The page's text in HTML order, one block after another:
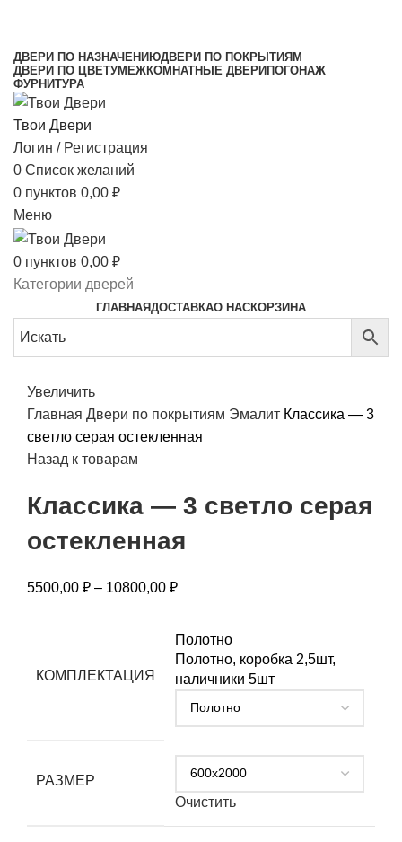
ДВЕРИ ПО НАЗНАЧЕНИЮДВЕРИ ПО ПОКРЫТИЯМ
ДВЕРИ ПО ЦВЕТУМЕЖКОМНАТНЫЕ ДВЕРИ ПОГОНАЖ
ФУРНИТУРА
Твои Двери
Логин / Регистрация
0 Список желаний
0 пунктов 0,00 ₽
Меню
0 пунктов 0,00 ₽
Категории дверей
ГЛАВНАЯДОСТАВКАО НАСКОРЗИНА
Увеличить
Главная Двери по покрытиям Эмалит Классика — 3
светло серая остекленная
Назад к товарам
Классика — 3 светло серая
остекленная
5500,00 ₽ – 10800,00 ₽
КОМПЛЕКТАЦИЯ
Полотно
Полотно, коробка 2,5шт,
наличники 5шт
РАЗМЕР
Очистить